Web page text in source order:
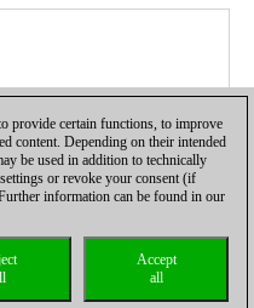
contactar Cookies Management
Hotline
provide certain functions, to improve
content. Depending on their intended
be used in addition to technically
or revoke your consent (if
information can be found in our
Accept
all